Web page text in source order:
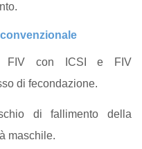
FIV con ICSI e FIV
di fecondazione.
di fallimento della
maschile.